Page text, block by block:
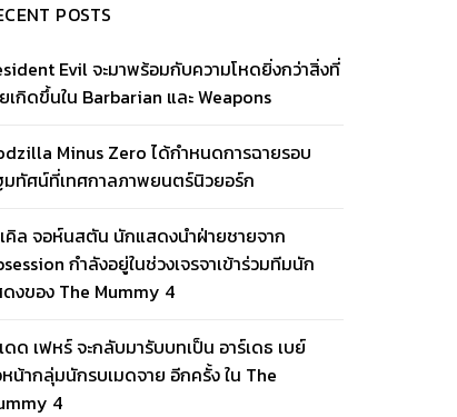
POSTS
Evil จะมาพร้อมกับความโหดยิ่งกว่าสิ่งที่
เกิดขึ้นใน Barbarian และ Weapons
Minus Zero ได้กำหนดการฉายรอบ
ทัศน์ที่เทศกาลภาพยนตร์นิวยอร์ก
คิล จอห์นสตัน นักแสดงนำฝ่ายชายจาก
กำลังอยู่ในช่วงเจรจาเข้าร่วมทีมนัก
งของ The Mummy 4
ดด เฟหร์ จะกลับมารับบทเป็น อาร์เดธ เบย์
น้ากลุ่มนักรบเมดจาย อีกครั้ง ใน The
4